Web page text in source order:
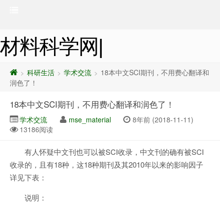
材料科学网|
> 科研生活 > 学术交流 > 18本中文SCI期刊，不用费心翻译和
润色了！
18本中文SCI期刊，不用费心翻译和润色了！
学术交流 mse_material
8年前 (2018-11-11)
13186阅读
有人怀疑中文刊也可以被SCI收录，中文刊的确有被SCI
收录的，且有18种，这18种期刊及其2010年以来的影响因子
详见下表：
说明：